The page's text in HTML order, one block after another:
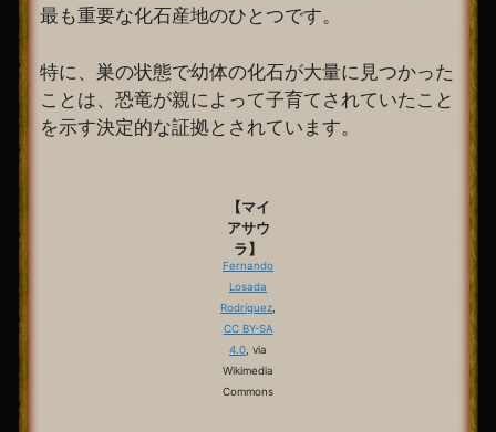
最も重要な化石産地のひとつです。
特に、巣の状態で幼体の化石が大量に見つかった
ことは、恐竜が親によって子育てされていたこと
を示す決定的な証拠とされています。
【マイ
アサウ
ラ】
Fernando
Losada
Rodríguez
CC BY-SA
4.0 , via
Wikimedia
Commons